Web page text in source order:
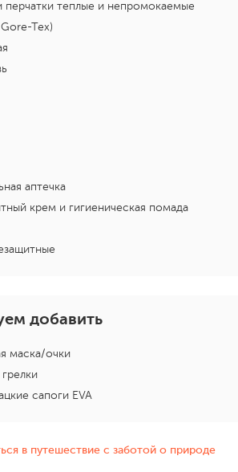
перчатки теплые и непромокаемые
Tex)
аптечка
крем и гигиеническая помада
добавить
маска/очки
сапоги EVA
в путешествие с заботой о природе